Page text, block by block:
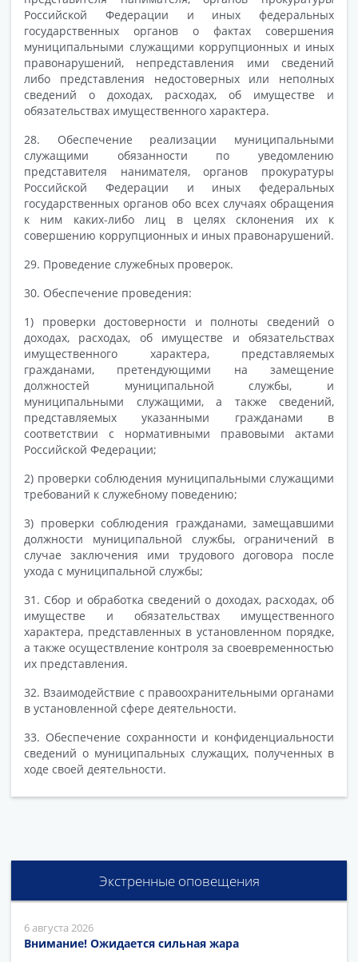
Российской Федерации и иных федеральных
государственных органов о фактах совершения
муниципальными служащими коррупционных и иных
правонарушений, непредставления ими сведений
либо представления недостоверных или неполных
сведений о доходах, расходах, об имуществе и
обязательствах имущественного характера.
28. Обеспечение реализации муниципальными
служащими обязанности по уведомлению
представителя нанимателя, органов прокуратуры
Российской Федерации и иных федеральных
государственных органов обо всех случаях обращения
к ним каких-либо лиц в целях склонения их к
совершению коррупционных и иных правонарушений.
29. Проведение служебных проверок.
30. Обеспечение проведения:
1) проверки достоверности и полноты сведений о
доходах, расходах, об имуществе и обязательствах
имущественного характера, представляемых
гражданами, претендующими на замещение
должностей муниципальной службы, и
муниципальными служащими, а также сведений,
представляемых указанными гражданами в
соответствии с нормативными правовыми актами
Российской Федерации;
2) проверки соблюдения муниципальными служащими
требований к служебному поведению;
3) проверки соблюдения гражданами, замещавшими
должности муниципальной службы, ограничений в
случае заключения ими трудового договора после
ухода с муниципальной службы;
31. Сбор и обработка сведений о доходах, расходах, об
имуществе и обязательствах имущественного
характера, представленных в установленном порядке,
а также осуществление контроля за своевременностью
их представления.
32. Взаимодействие с правоохранительными органами
в установленной сфере деятельности.
33. Обеспечение сохранности и конфиденциальности
сведений о муниципальных служащих, полученных в
ходе своей деятельности.
Экстренные оповещения
6 августа 2026
Внимание! Ожидается сильная жара